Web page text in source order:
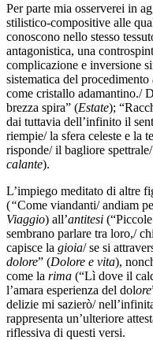
Per parte mia osserverei in
stilistico-compositive alle
conoscono nello stesso
antagonistica, una
complicazione e inversione
sistematica del procedimento
come cristallo adamantino./
brezza spira” (Estate);
dai tuttavia dell’infinito il
riempie/ la sfera celeste e la
risponde/ il bagliore
calante).
L’impiego meditato di altre
(“Come viandanti/ andiam
Viaggio) all’antitesi (“Piccole
sembrano parlare tra loro,/
capisce la gioia/ se si
dolore” (Dolore e vita),
come la rima (“Lì dove il
l’amara esperienza del dolore
delizie mi sazierò/
rappresenta un’ulteriore
riflessiva di questi versi.